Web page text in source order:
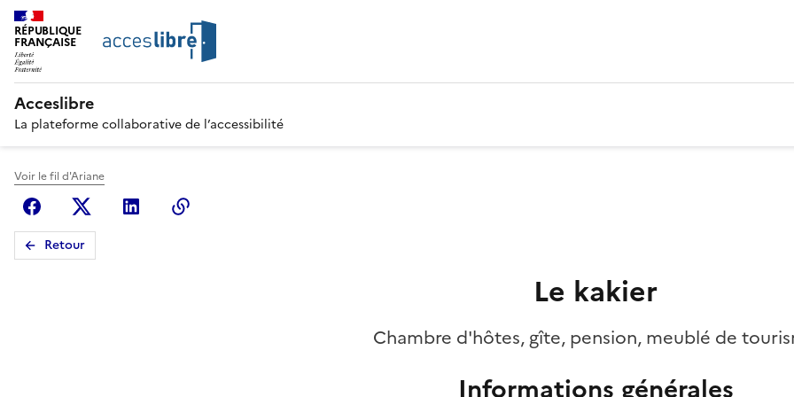
RÉPUBLIQUE
FRANÇAISE
Acceslibre
La plateforme collaborative de l’accessibilité
Voir le fil d'Ariane
FacebookX (anciennement Twitter)
Linkedin
Retour
Le kakier
Chambre d'hôtes, gîte, pension, meublé de
Informations générales